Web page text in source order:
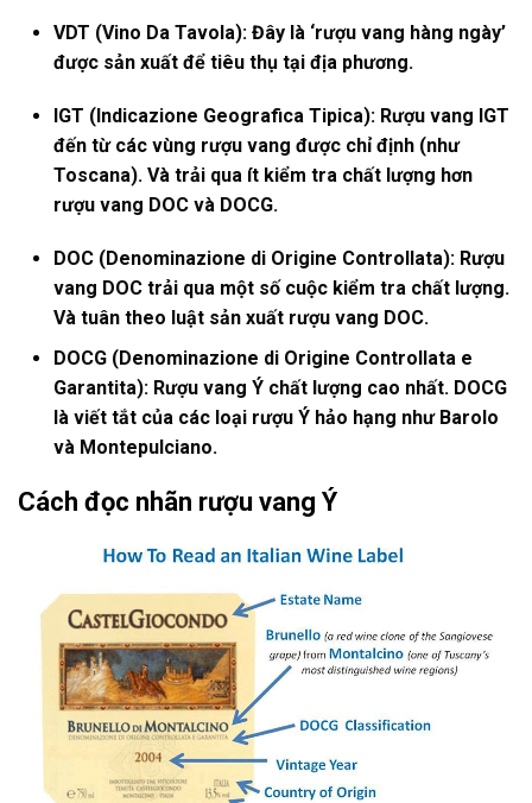
VDT (Vino Da Tavola): Đây là ‘rượu vang hàng ngày’
được sản xuất để tiêu thụ tại địa phương.
IGT (Indicazione Geografica Tipica): Rượu vang IGT
đến từ các vùng rượu vang được chỉ định (như
Toscana). Và trải qua ít kiểm tra chất lượng hơn
rượu vang DOC và DOCG.
DOC (Denominazione di Origine Controllata): Rượu
vang DOC trải qua một số cuộc kiểm tra chất lượng.
Và tuân theo luật sản xuất rượu vang DOC.
DOCG (Denominazione di Origine Controllata e
Garantita): Rượu vang Ý chất lượng cao nhất. DOCG
là viết tắt của các loại rượu Ý hảo hạng như Barolo
và Montepulciano.
Cách đọc nhãn rượu vang Ý